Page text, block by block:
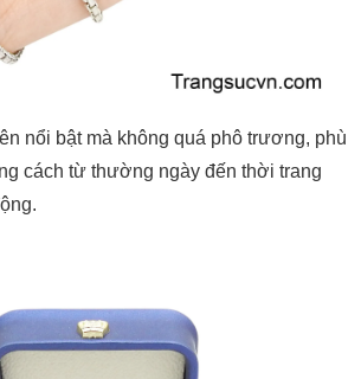
nổi bật mà không quá phô trương, phù
cách từ thường ngày đến thời trang